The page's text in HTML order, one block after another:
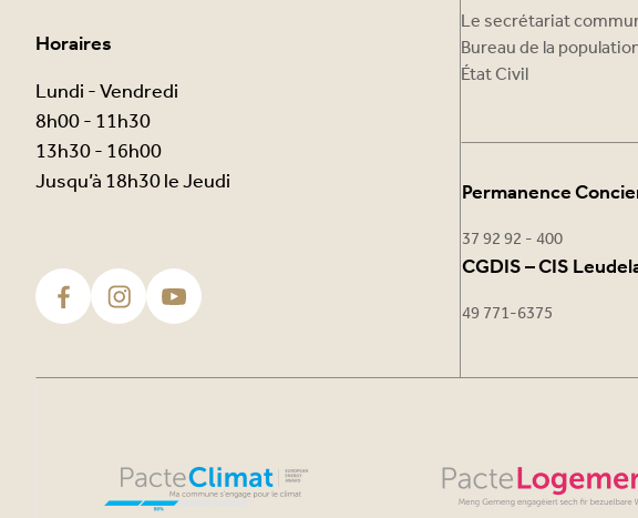
Horaires
Lundi - Vendredi
8h00 - 11h30
13h30 - 16h00
Jusqu’à 18h30 le Jeudi
Le secrétariat
Bureau de la
État Civil
Permanence
37 92 92 - 400
CGDIS – CIS
49 771-6375